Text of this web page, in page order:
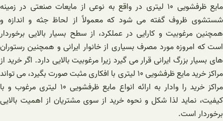
مایع ظرفشویی ۱۰ لیتری در واقع به نوعی از مایعات صنعتی در زمینه
شستشوی ظروف گفته می شود که معمولاً از لحاظ جثه و اندازه و
همچنین مرغوبیت و کارایی در عملکرد، از سطح بسیار بالایی برخوردار
است که امروزه مورد مصرف بسیاری از خانوار ایرانی و همچنین رستوران
های بسیار بزرگ ایرانی قرار می گیرد زیرا مرغوبیت بالایی دارد. اگر خرید از
مراکز خرید مایع ظرفشویی ۱۰ لیتری با افکاری مثبت صورت بگیرد، می‌ تواند
مراکز خرید را وادار به ارائه انواع مایع ظرفشویی ۱۰ لیتری مرغوب و با
کیفیت، نماید لذا شکل و نحوه خرید از سوی مشتریان از اهمیت بالایی
برخوردار است.